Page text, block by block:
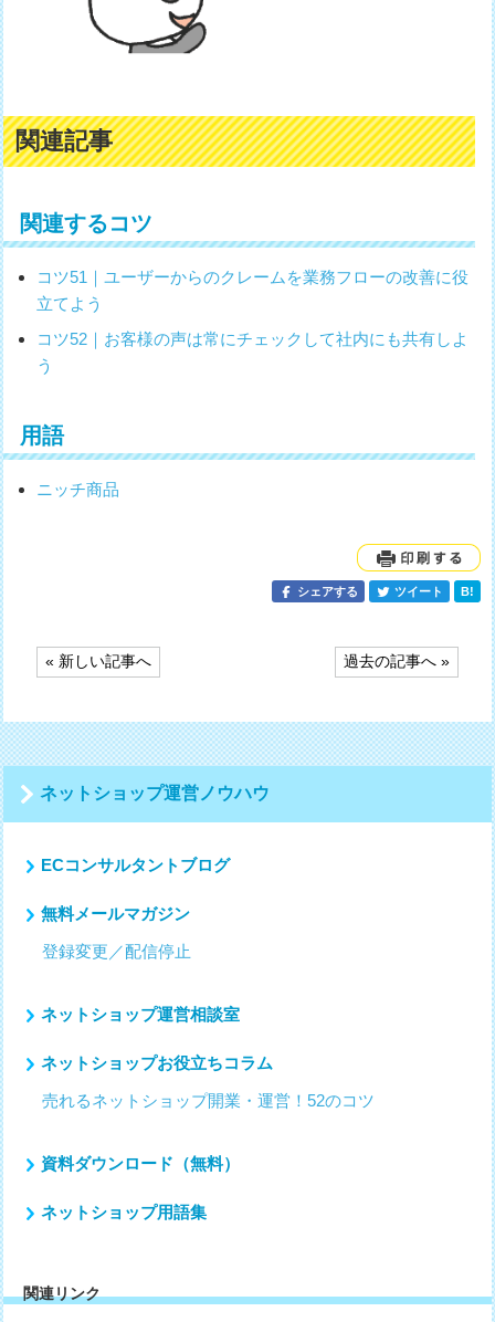
関連記事
関連するコツ
コツ51｜ユーザーからのクレームを業務フローの改善に役
立てよう
コツ52｜お客様の声は常にチェックして社内にも共有しよ
う
用語
ニッチ商品
シェアする ツイート B!
投
稿
ナ
ビ
ゲ
ー
シ
ョ
ン
« 新しい記事へ 過去の記事へ »
ネットショップ運営ノウハウ
ECコンサルタントブログ
無料メールマガジン
登録変更／配信停止
ネットショップ運営相談室
ネットショップお役立ちコラム
売れるネットショップ開業・運営！52のコツ
資料ダウンロード（無料）
ネットショップ用語集
関連リンク